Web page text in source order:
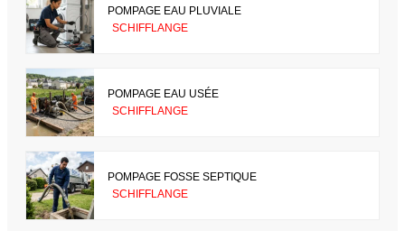
POMPAGE EAU PLUVIALE
SCHIFFLANGE
POMPAGE EAU USÉE
SCHIFFLANGE
POMPAGE FOSSE SEPTIQUE
SCHIFFLANGE